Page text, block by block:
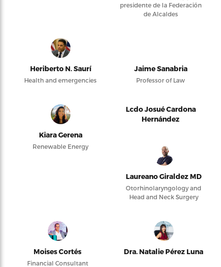
presidente de la Federación
de Alcaldes
Heriberto N. Saurí
Health and emergencies
Jaime Sanabria
Professor of Law
Kiara Gerena
Renewable Energy
Lcdo Josué Cardona
Hernández
Laureano Giraldez MD
Otorhinolaryngology and
Head and Neck Surgery
Moises Cortés
Financial Consultant
Dra. Natalie Pérez Luna